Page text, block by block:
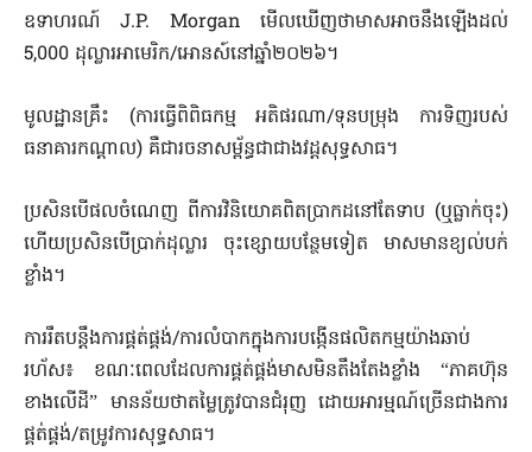
ឧទាហរណ៍ J.P. Morgan មើលឃើញថាមាសអាចនឹងឡើងដល់
5,000 ដុល្លារអាមេរិក/អោនស៍នៅឆ្នាំ២០២៦។
មូលដ្ឋានគ្រឹះ (ការធ្វើពិពិធកម្ម អតិផរណា/ទុនបម្រុង ការទិញរបស់
ធនាគារកណ្តាល) គឺជារចនាសម្ព័ន្ធជាជាងវដ្តសុទ្ធសាធ។
ប្រសិនបើផលចំណេញ ពីការវិនិយោគពិតប្រាកដនៅតែទាប (ឬធ្លាក់ចុះ)
ហើយប្រសិនបើប្រាក់ដុល្លារ ចុះខ្សោយបន្ថែមទៀត មាសមានខ្យល់បក់
ខ្លាំង។
ការរឹតបន្តឹងការផ្គត់ផ្គង់/ការលំបាកក្នុងការបង្កើនផលិតកម្មយ៉ាងឆាប់
រហ័ស៖ ខណៈពេលដែលការផ្គត់ផ្គង់មាសមិនតឹងតែងខ្លាំង “ភាគហ៊ុន
ខាងលើដី” មានន័យថាតម្លៃត្រូវបានជំរុញ ដោយអារម្មណ៍ច្រើនជាងការ
ផ្គត់ផ្គង់/តម្រូវការសុទ្ធសាធ។